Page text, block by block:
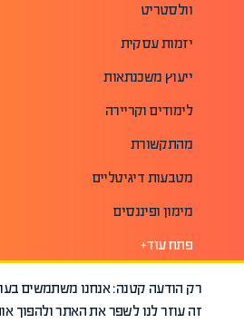
וולסטריט
יזמות עסקית
ייעוץ משכנתאות
לימודים וקריירה
מהתקשורת
מטבעות דיגיטליים
מימון ופיננסים
פתח עוד+
©2026 כל הזכויות שמורות לאפיק.
רק הודעה קטנה: אנחנו משתמשים
זה עוזר לנו לשפר את האתר ולהפוך